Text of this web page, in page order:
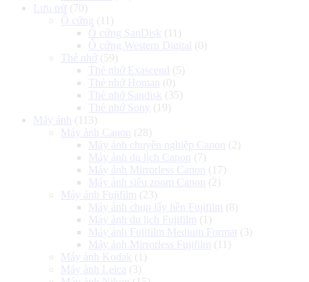
Lưu trữ (70)
Ổ cứng (11)
Ổ cứng SanDisk (11)
Ổ cứng Western Digital (0)
Thẻ nhớ (59)
Thẻ nhớ Exascend
(5)
Thẻ nhớ Homan
(0)
Thẻ nhớ Sandisk (35)
Thẻ nhớ Sony (19)
Máy ảnh
(113)
Máy ảnh Canon
(28)
Máy ảnh chuyên nghiệp Canon
(2)
Máy ảnh du lịch Canon
(7)
Máy ảnh Mirrorless Canon
(17)
Máy ảnh siêu zoom Canon
(2)
Máy ảnh Fujifilm (23)
Máy ảnh chụp lấy liền Fujifilm (8)
Máy ảnh du lịch Fujifilm (1)
Máy ảnh Fujifilm Medium Format (3)
Máy ảnh Mirrorless Fujifilm (11)
Máy ảnh Kodak (1)
Máy ảnh Leica (3)